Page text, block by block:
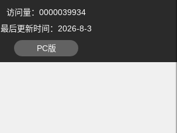
访问量： 0000039934
最后更新时间： 2026-8-3
PC版